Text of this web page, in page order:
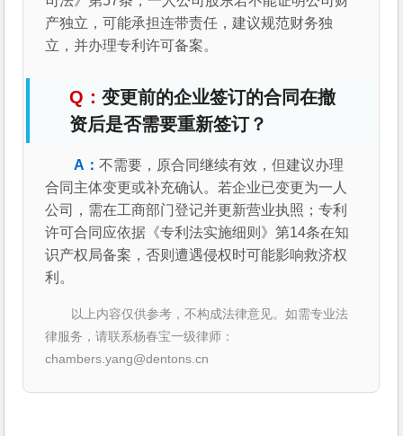
产独立，可能承担连带责任，建议规范财务独
立，并办理专利许可备案。
变更前的企业签订的合同在撤
资后是否需要重新签订？
不需要，原合同继续有效，但建议办理
合同主体变更或补充确认。若企业已变更为一人
公司，需在工商部门登记并更新营业执照；专利
许可合同应依据《专利法实施细则》第14条在知
识产权局备案，否则遭遇侵权时可能影响救济权
利。
以上内容仅供参考，不构成法律意见。如需专业法
律服务，请联系杨春宝一级律师：
chambers.yang@dentons.cn